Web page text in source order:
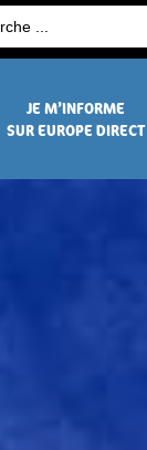
JE M’INFORME
SUR EUROPE DIRECT